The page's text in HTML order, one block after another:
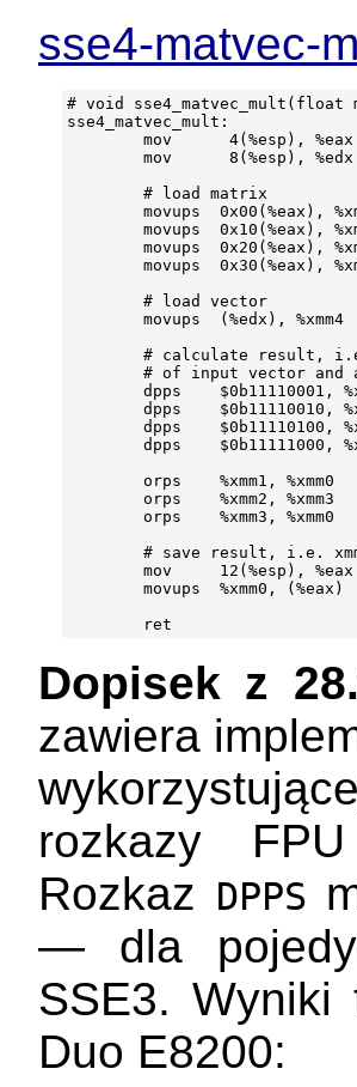
sse4-matvec-
# void
sse4_matvec_mult:
mov      4(%esp),
mov      8(%esp),
# load matrix
movups  0x00(%eax),
movups  0x10(%eax),
movups  0x20(%eax),
movups  0x30(%eax),
        # load vector
movups  (%edx), %xmm4
# calculate result,
# of input vector and
dpps    $0b11110001,
dpps    $0b11110010,
dpps    $0b11110100,
dpps    $0b11111000,
orps    %xmm1, %xmm0
orps    %xmm2, %xmm3
orps    %xmm3, %xmm0
# save result, i.e.
mov     12(%esp),
        movups  %xmm0, (%eax)
Dopisek z
zawiera
rozkazy
Rozkaz DPPS
— dla
SSE3. Wyniki
Duo E8200: